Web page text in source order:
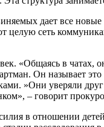
дает все
целую сеть
«Общаясь в
Он называет
»Они уверяли
– говорит
в отношении